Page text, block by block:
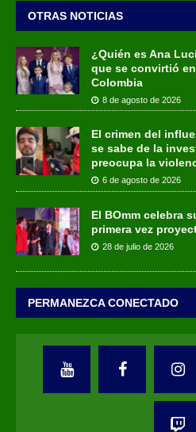
OTRAS NOTICIAS
¿Quién es Ana
que se convirtió
Colombia
8 de agosto de 2026
El crimen del
se sabe de la
preocupa la
6 de agosto de 2026
El BOmm celebra
primera vez
28 de julio de 2026
PERMANEZCA CONECTADO